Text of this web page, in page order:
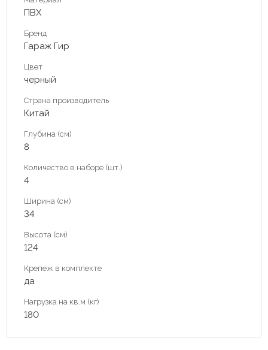
ПВХ
Бренд
Гараж Гир
Цвет
черный
Страна производитель
Китай
Глубина (см)
8
Количество в наборе (шт.)
4
Ширина (см)
34
Высота (см)
124
Крепеж в комплекте
да
Нагрузка на кв.м (кг)
180